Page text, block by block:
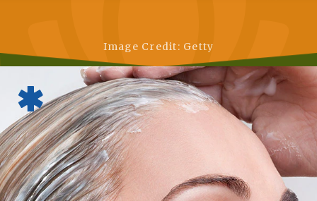
Image Credit: Getty